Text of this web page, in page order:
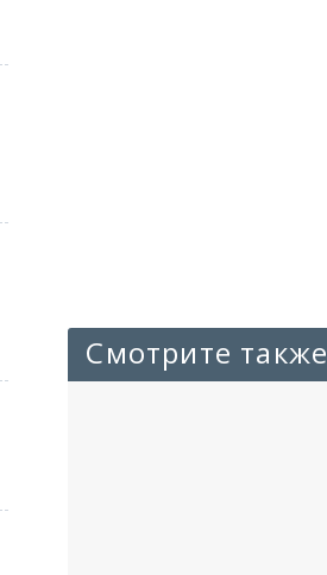
Смотрите также